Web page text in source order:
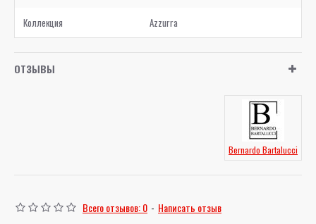
Коллекция Azzurra
ОТЗЫВЫ
Bernardo Bartalucci
Всего отзывов: 0 - Написать отзыв